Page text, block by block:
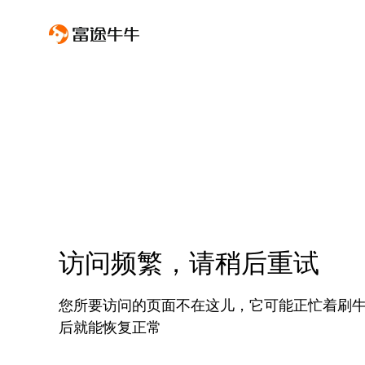
访问频繁，请稍后重试
您所要访问的页面不在这儿，它可能正忙着刷
后就能恢复正常